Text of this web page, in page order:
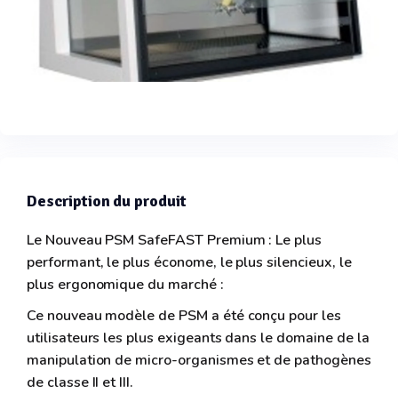
Description du produit
Le Nouveau PSM SafeFAST Premium : Le plus
performant, le plus économe, le plus silencieux, le
plus ergonomique du marché :
Ce nouveau modèle de PSM a été conçu pour les
utilisateurs les plus exigeants dans le domaine de la
manipulation de micro-organismes et de pathogènes
de classe II et III.